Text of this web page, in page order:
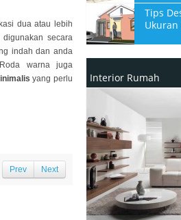
dua atau lebih
secara
indah dan anda
warna juga
yang perlu
Prev Next
Tips
Ukuran
Interior Rumah